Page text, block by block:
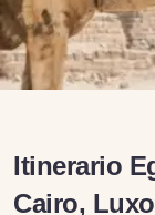
Itinerario
Cairo,